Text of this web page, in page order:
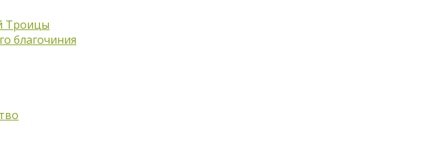
Троицы
благочиния